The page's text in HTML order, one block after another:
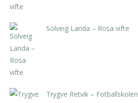
Solveig Landa – Rosa vifte
Trygve Retvik – Fotballskolen